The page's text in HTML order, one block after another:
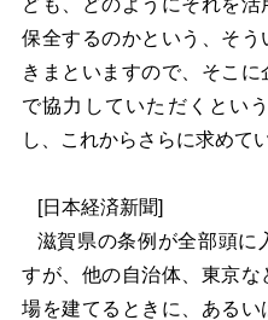
ども、どのようにそれを
保全するのかという、そ
きまといますので、そこ
で協力していただくとい
し、これからさらに求めて
[日本経済新聞]
滋賀県の条例が全部頭に
すが、他の自治体、東京
場を建てるときに、あるい